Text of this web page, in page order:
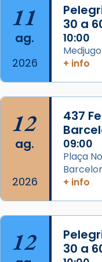
concelebrat el
Mons. David
📸 Dr. G. Simón
Photo
View on Facebook ·
2 weeks ago
Memòria de les
Semproniana,
Acompanyant
partir de l’Edat
que les santes
Semproniana
eterna”) són
frare Joan
11
ag.
2026
30 a
10:00
+ info
12
ag.
2026
437
09:00
Plaça
+ info
12
30 a